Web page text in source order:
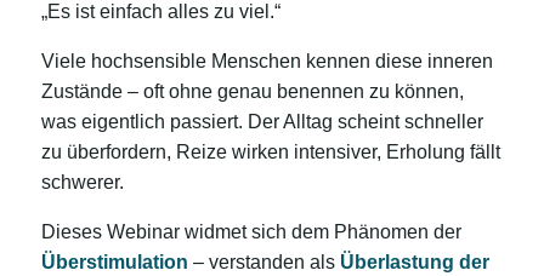
„Es ist einfach alles zu viel.“
Viele hochsensible Menschen kennen diese inneren
Zustände – oft ohne genau benennen zu können,
was eigentlich passiert. Der Alltag scheint schneller
zu überfordern, Reize wirken intensiver, Erholung fällt
schwerer.
Dieses Webinar widmet sich dem Phänomen der
Überstimulation – verstanden als Überlastung der